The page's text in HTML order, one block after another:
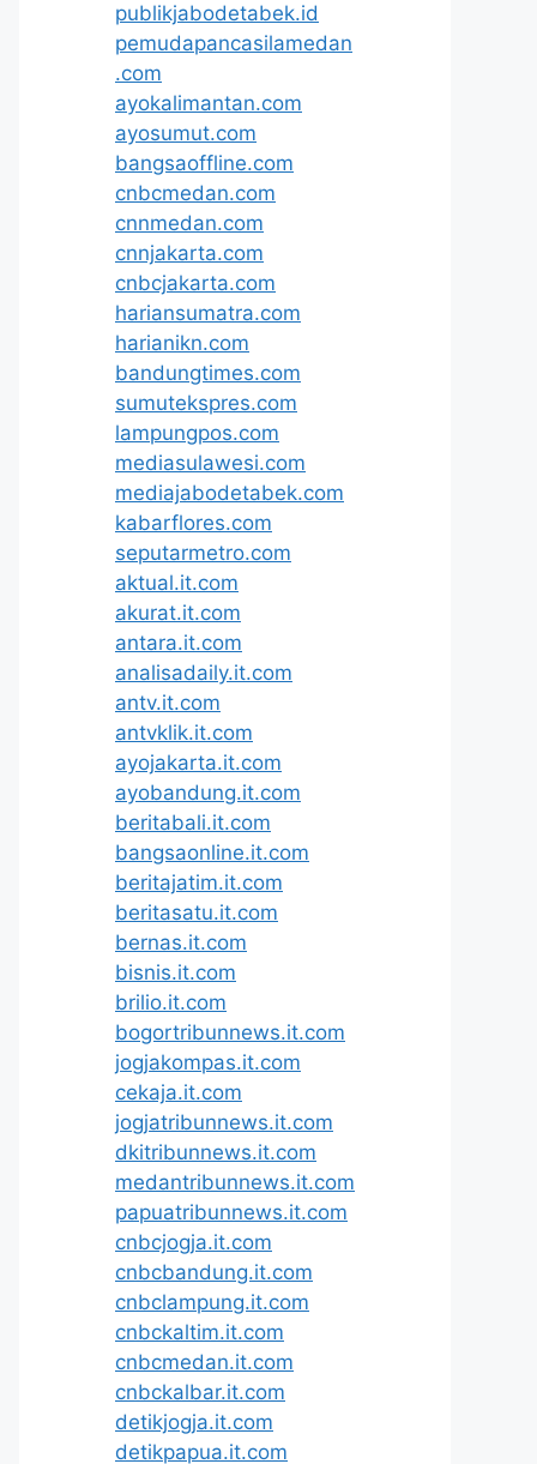
publikjabodetabek.id
pemudapancasilamedan
.com
ayokalimantan.com
ayosumut.com
bangsaoffline.com
cnbcmedan.com
cnnmedan.com
cnnjakarta.com
cnbcjakarta.com
hariansumatra.com
harianikn.com
bandungtimes.com
sumutekspres.com
lampungpos.com
mediasulawesi.com
mediajabodetabek.com
kabarflores.com
seputarmetro.com
aktual.it.com
akurat.it.com
antara.it.com
analisadaily.it.com
antv.it.com
antvklik.it.com
ayojakarta.it.com
ayobandung.it.com
beritabali.it.com
bangsaonline.it.com
beritajatim.it.com
beritasatu.it.com
bernas.it.com
bisnis.it.com
brilio.it.com
bogortribunnews.it.com
jogjakompas.it.com
cekaja.it.com
jogjatribunnews.it.com
dkitribunnews.it.com
medantribunnews.it.com
papuatribunnews.it.com
cnbcjogja.it.com
cnbcbandung.it.com
cnbclampung.it.com
cnbckaltim.it.com
cnbcmedan.it.com
cnbckalbar.it.com
detikjogja.it.com
detikpapua.it.com